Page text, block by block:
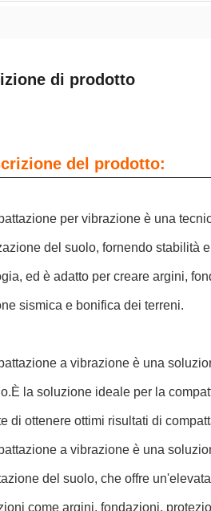
di prodotto
del prodotto:
per vibrazione è una
del suolo, fornendo stabilità
ed è adatto per creare argini,
sismica e bonifica dei terreni.
a vibrazione è una
la soluzione ideale per la
di ottenere ottimi risultati di
a vibrazione è una
del suolo, che offre
come argini, fondazioni,